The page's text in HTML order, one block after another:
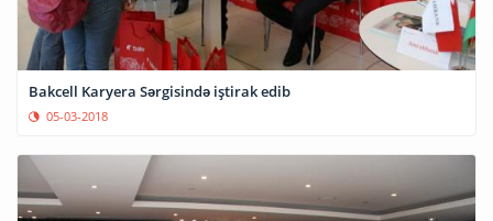
Bakcell Karyera Sərgisində iştirak edib
05-03-2018